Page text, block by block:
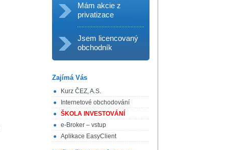
Mám akcie z
privatizace
Jsem licencovaný
obchodník
Zajímá Vás
Kurz ČEZ, A.S.
Internetové obchodování
ŠKOLA INVESTOVÁNÍ
e-Broker – vstup
Aplikace EasyClient